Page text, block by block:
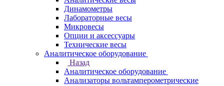
Динамометры
Лабораторные весы
Микровесы
Опции и аксессуары
Технические весы
Аналитическое оборудование
Назад
Аналитическое оборудование
Анализаторы вольтамперометрические